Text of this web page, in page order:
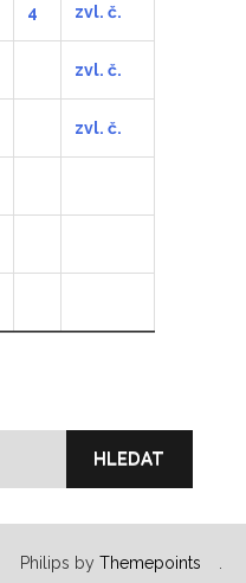
4 zvl. č.
zvl. č.
zvl. č.
Philips by Themepoints